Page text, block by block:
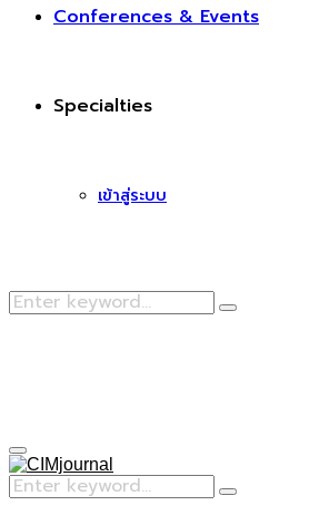
Conferences & Events
Specialties
เข้าสู่ระบบ
Search
Search
Primary
Menu
Search
for:
Search